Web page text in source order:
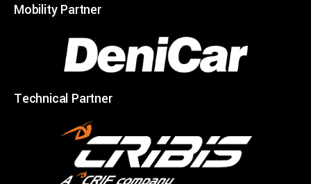
Mobility Partner
Technical Partner